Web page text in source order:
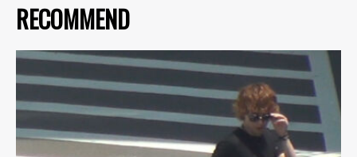
RECOMMEND